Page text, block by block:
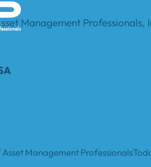
Management Professionals,
Management Professionals